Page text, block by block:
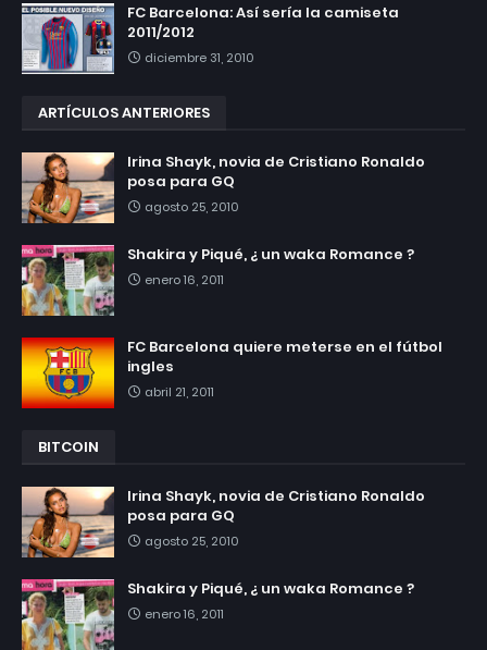
FC Barcelona: Así sería la camiseta
2011/2012
diciembre 31, 2010
ARTÍCULOS ANTERIORES
Irina Shayk, novia de Cristiano Ronaldo
posa para GQ
agosto 25, 2010
Shakira y Piqué, ¿ un waka Romance ?
enero 16, 2011
FC Barcelona quiere meterse en el fútbol
ingles
abril 21, 2011
BITCOIN
Irina Shayk, novia de Cristiano Ronaldo
posa para GQ
agosto 25, 2010
Shakira y Piqué, ¿ un waka Romance ?
enero 16, 2011